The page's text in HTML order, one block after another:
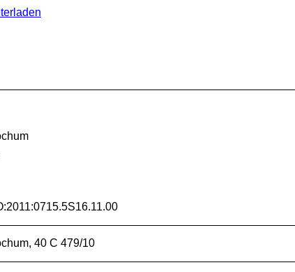
40 C 479/10